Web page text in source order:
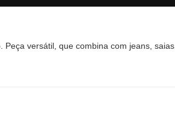
versátil, que combina com jeans, saias,